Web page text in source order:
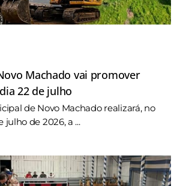
Machado vai promover
22 de julho
de Novo Machado realizará, no
de 2026, a ...